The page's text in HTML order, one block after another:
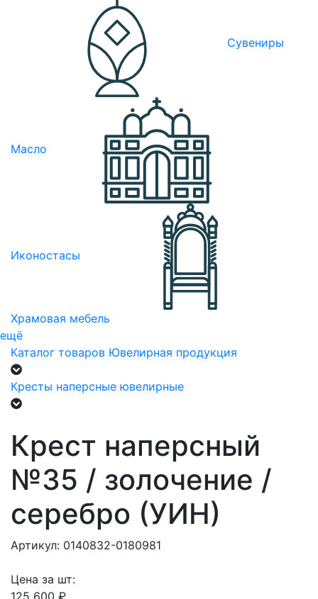
Сувениры
Масло
Иконостасы
Храмовая мебель
ещё
Каталог товаров Ювелирная продукция
Кресты наперсные ювелирные
Крест наперсный
№35 / золочение /
серебро (УИН)
Артикул: 0140832-0180981
Цена за шт:
125 600 ₽